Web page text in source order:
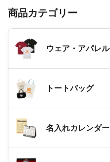
商品カテゴリー
ウェア・アパレル
トートバッグ
名入れカレンダー